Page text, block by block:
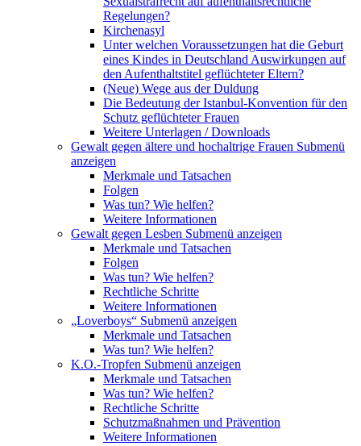
Regelungen?
Kirchenasyl
Unter welchen Voraussetzungen hat die Geburt
eines Kindes in Deutschland Auswirkungen auf
den Aufenthaltstitel geflüchteter Eltern?
(Neue) Wege aus der Duldung
Die Bedeutung der Istanbul-Konvention für den
Schutz geflüchteter Frauen
Weitere Unterlagen / Downloads
Gewalt gegen ältere und hochaltrige Frauen Submenü
anzeigen
Merkmale und Tatsachen
Folgen
Was tun? Wie helfen?
Weitere Informationen
Gewalt gegen Lesben Submenü anzeigen
Merkmale und Tatsachen
Folgen
Was tun? Wie helfen?
Rechtliche Schritte
Weitere Informationen
„Loverboys“ Submenü anzeigen
Merkmale und Tatsachen
Was tun? Wie helfen?
K.O.-Tropfen Submenü anzeigen
Merkmale und Tatsachen
Was tun? Wie helfen?
Rechtliche Schritte
Schutzmaßnahmen und Prävention
Weitere Informationen